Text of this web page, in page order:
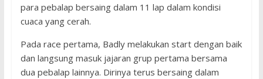
para pebalap bersaing dalam 11 lap dalam kondisi
cuaca yang cerah.
Pada race pertama, Badly melakukan start dengan baik
dan langsung masuk jajaran grup pertama bersama
dua pebalap lainnya. Dirinya terus bersaing dalam